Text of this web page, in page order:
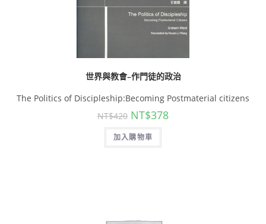
世界與教會–作門徒的政治
The Politics of Discipleship:Becoming Postmaterial citizens
NT$420 NT$378
加入購物車